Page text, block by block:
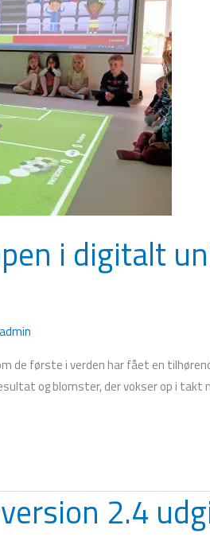
i digitalt
de første i verden har fået en
og blomster, der vokser op i
2.4